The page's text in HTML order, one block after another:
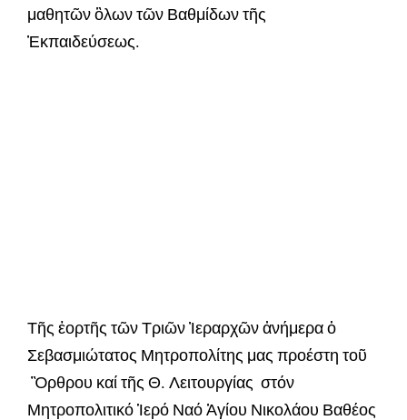
μαθητῶν ὃλων τῶν Βαθμίδων τῆς
Ἐκπαιδεύσεως.
Τῆς ἑορτῆς τῶν Τριῶν Ἰεραρχῶν ἀνήμερα ὁ
Σεβασμιώτατος Μητροπολίτης μας προέστη τοῦ
Ὂρθρου καί τῆς Θ. Λειτουργίας στόν
Μητροπολιτικό Ἱερό Ναό Ἁγίου Νικολάου Βαθέος